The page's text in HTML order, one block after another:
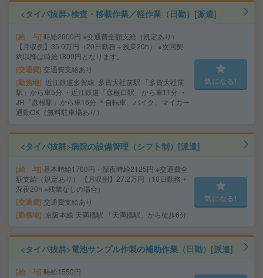
<タイパ抜群>検査・移載作業／軽作業（日勤）[派遣]
給 与 時給2000円 ※交通費全額支給（規定あり）
【月収例】35.0万円（20日勤務＋残業20h） ※次回契
約以降は時給1800円となります。
交通費 交通費支給あり
勤務地
近江鉄道多賀線 多賀大社前駅 「多賀大社前
駅」から車5分 ・近江鉄道「彦根口駅」から車11分 ・
JR「彦根駅」から車16分 ＊自転車、バイク、マイカー
通勤OK（無料駐車場あり）
気になる!
<タイパ抜群>病院の設備管理（シフト制）[派遣]
給 与 基本時給1700円・深夜時給2125円 ※交通費全
額支給（規定あり） 【月収例】27.2万円（10日勤務＋
深夜20h ※残業なしの場合）
交通費 交通費支給あり
勤務地 京阪本線 天満橋駅 「天満橋駅」から徒歩6分
気になる!
<タイパ抜群>電池サンプル作製の補助作業（日勤）[派遣]
給 与 時給1550円